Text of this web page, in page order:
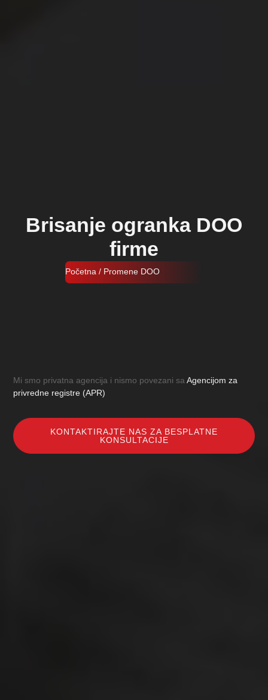
Brisanje ogranka DOO
firme
Početna / Promene DOO
Mi smo privatna agencija i nismo povezani saAgencijom za
privredne registre (APR)
KONTAKTIRAJTE NAS ZA BESPLATNE
KONSULTACIJE